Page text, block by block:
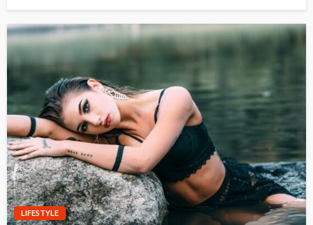
LIFESTYLE